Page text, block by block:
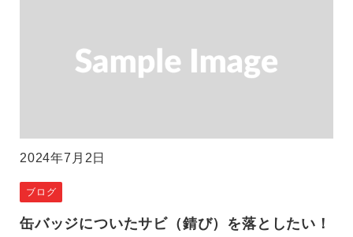
2024年7月2日
ブログ
缶バッジについたサビ（錆び）を落としたい！